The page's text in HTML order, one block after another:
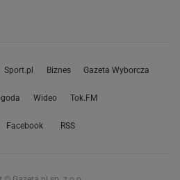
Sport.pl Biznes Gazeta Wyborcza
Wideo Tok.FM
Facebook RSS